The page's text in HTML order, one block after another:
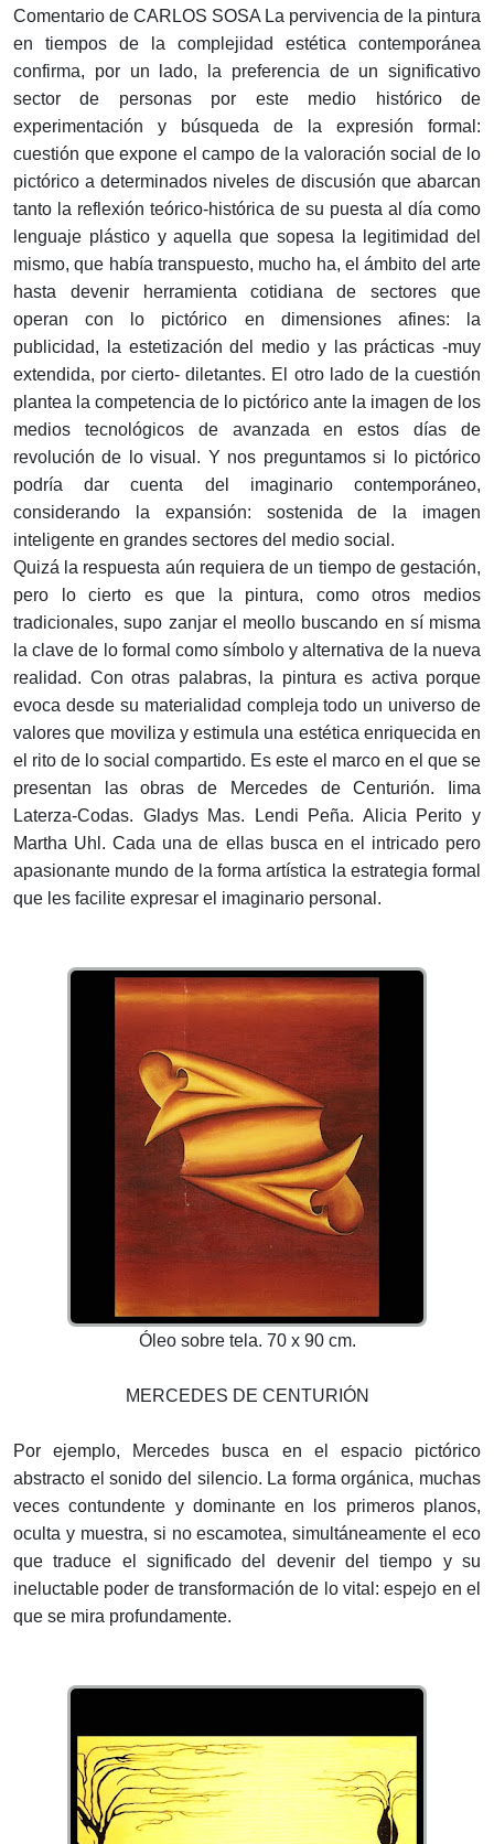
Comentario de CARLOS SOSA La pervivencia de la pintura
en tiempos de la complejidad estética contemporánea
confirma, por un lado, la preferencia de un significativo
sector de personas por este medio histórico de
experimentación y búsqueda de la expresión formal:
cuestión que expone el campo de la valoración social de lo
pictórico a determinados niveles de discusión que abarcan
tanto la reflexión teórico-histórica de su puesta al día como
lenguaje plástico y aquella que sopesa la legitimidad del
mismo, que había transpuesto, mucho ha, el ámbito del arte
hasta devenir herramienta cotidiana de sectores que
operan con lo pictórico en dimensiones afines: la
publicidad, la estetización del medio y las prácticas -muy
extendida, por cierto- diletantes. El otro lado de la cuestión
plantea la competencia de lo pictórico ante la imagen de los
medios tecnológicos de avanzada en estos días de
revolución de lo visual. Y nos preguntamos si lo pictórico
podría dar cuenta del imaginario contemporáneo,
considerando la expansión: sostenida de la imagen
inteligente en grandes sectores del medio social.
Quizá la respuesta aún requiera de un tiempo de gestación,
pero lo cierto es que la pintura, como otros medios
tradicionales, supo zanjar el meollo buscando en sí misma
la clave de lo formal como símbolo y alternativa de la nueva
realidad. Con otras palabras, la pintura es activa porque
evoca desde su materialidad compleja todo un universo de
valores que moviliza y estimula una estética enriquecida en
el rito de lo social compartido. Es este el marco en el que se
presentan las obras de Mercedes de Centurión. Iima
Laterza-Codas. Gladys Mas. Lendi Peña. Alicia Perito y
Martha Uhl. Cada una de ellas busca en el intricado pero
apasionante mundo de la forma artística la estrategia formal
que les facilite expresar el imaginario personal.
Óleo sobre tela. 70 x 90 cm.
MERCEDES DE CENTURIÓN
Por ejemplo, Mercedes busca en el espacio pictórico
abstracto el sonido del silencio. La forma orgánica, muchas
veces contundente y dominante en los primeros planos,
oculta y muestra, si no escamotea, simultáneamente el eco
que traduce el significado del devenir del tiempo y su
ineluctable poder de transformación de lo vital: espejo en el
que se mira profundamente.